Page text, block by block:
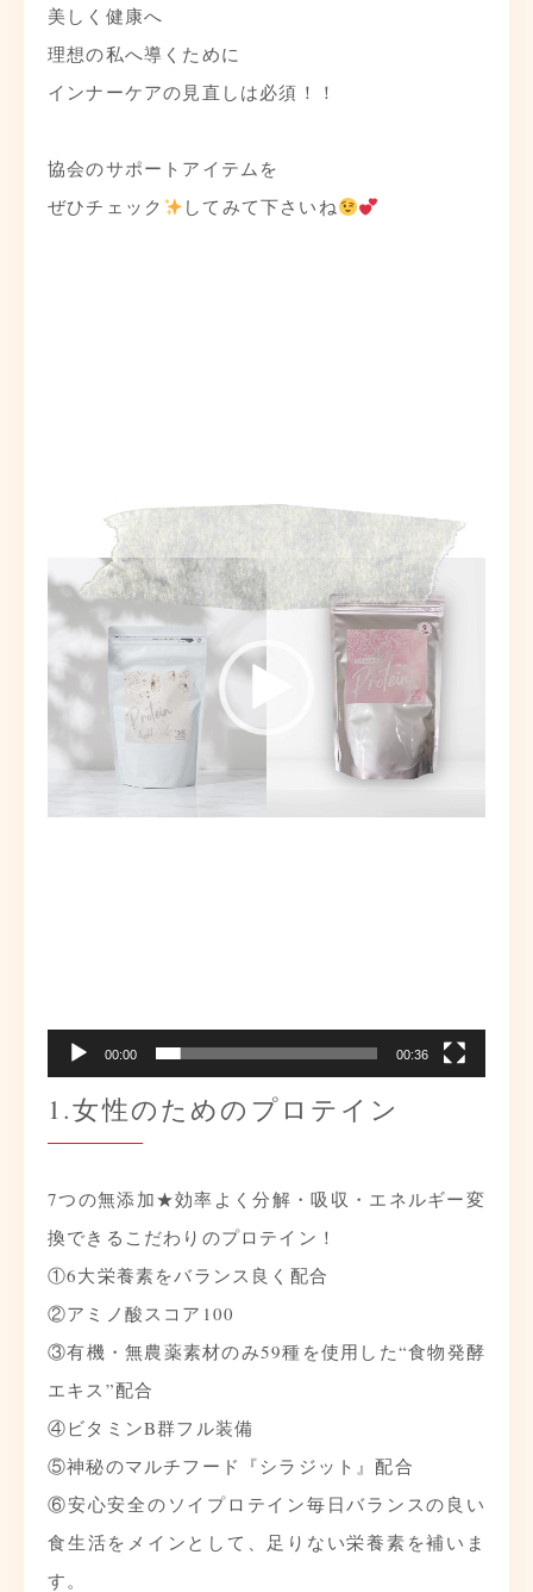
美しく健康へ
理想の私へ導くために
インナーケアの見直しは必須！！
協会のサポートアイテムを
ぜひチェック
してみて下さいね
00:00 00:36
1.女性のためのプロテイン
7つの無添加★効率よく分解・吸収・エネルギー変
換できる こだわりのプロテイン！
①6大栄養素をバランス良く配合
②アミノ酸スコア100
③有機・無農薬素材のみ59種を使用した“食物発酵
エキス”配合
④ビタミンB群フル装備
⑤神秘のマルチフード『シラジット』配合
⑥安心安全のソイプロテイン毎日バランスの良い
食生活を メインとして、足りない栄養素を補いま
す。